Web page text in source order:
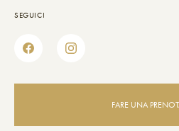
SEGUICI
FARE UNA